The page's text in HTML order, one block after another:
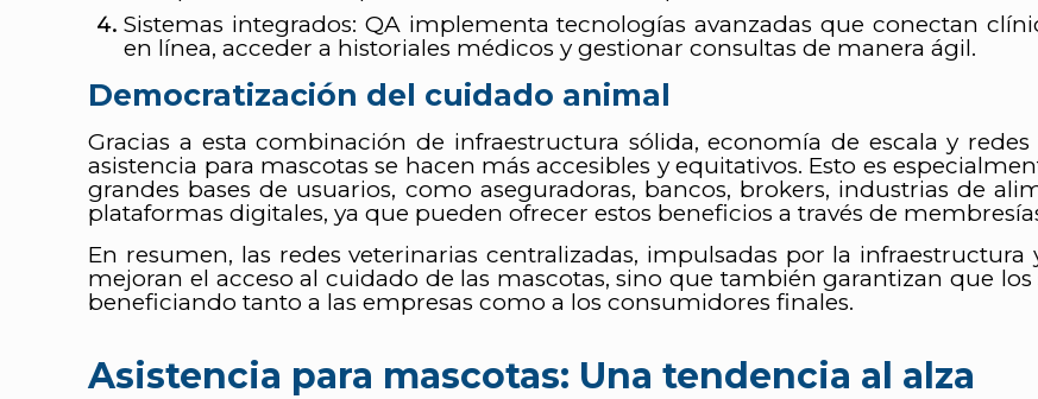
Sistemas integrados: QA implementa tecnologías avanzadas que conectan
en línea, acceder a historiales médicos y gestionar consultas de manera ágil.
Democratización del cuidado animal
Gracias a esta combinación de infraestructura sólida, economía de escala y
asistencia para mascotas se hacen más accesibles y equitativos. Esto es
grandes bases de usuarios, como aseguradoras, bancos, brokers, industrias de
plataformas digitales, ya que pueden ofrecer estos beneficios a través de
En resumen, las redes veterinarias centralizadas, impulsadas por la infraestructura
mejoran el acceso al cuidado de las mascotas, sino que también garantizan que los
beneficiando tanto a las empresas como a los consumidores finales.
Asistencia para mascotas: Una tendencia al alza